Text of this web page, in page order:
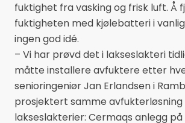
fuktighet fra vasking og frisk luft. Å
fuktigheten med kjølebatteri i
ingen god idé.
– Vi har prøvd det i lakseslakteri
måtte installere avfuktere etter
senioringeniør Jan Erlandsen i
prosjektert samme avfukterløsning
lakseslakterier: Cermaqs anlegg